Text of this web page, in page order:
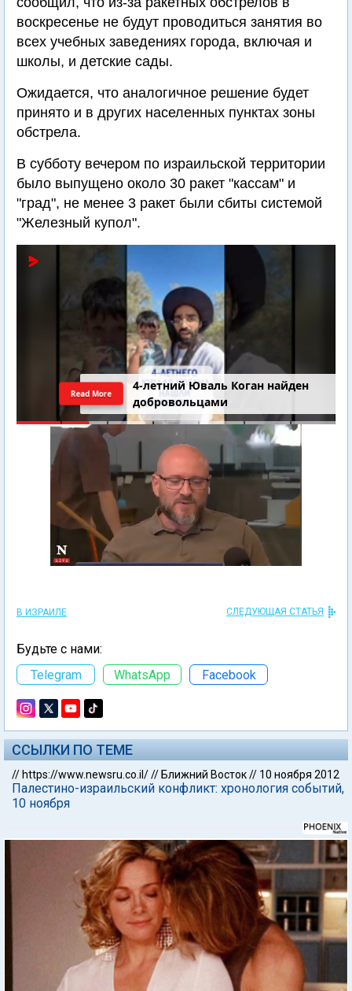
воскресенье не будут проводиться занятия во
всех учебных заведениях города, включая и
школы, и детские сады.
Ожидается, что аналогичное решение будет
принято и в других населенных пунктах зоны
обстрела.
В субботу вечером по израильской территории
было выпущено около 30 ракет "кассам" и
"град", не менее 3 ракет были сбиты системой
"Железный купол".
4-летний Юваль Коган найден
добровольцами
Read More
В ИЗРАИЛЕ СЛЕДУЮЩАЯ СТАТЬЯ
Будьте с нами:
Telegram
WhatsApp Facebook
ССЫЛКИ ПО ТЕМЕ
// https://www.newsru.co.il/// Ближний Восток// 10 ноября 2012
Палестино-израильский конфликт: хронология событий,
10 ноября